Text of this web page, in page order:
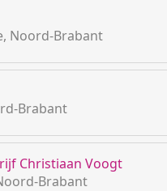
Noord-Brabant
Brabant
Christiaan Voogt
Brabant